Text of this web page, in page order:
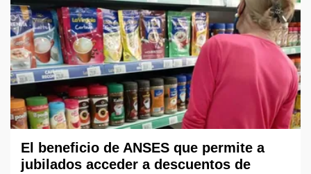
El beneficio de ANSES que permite a
jubilados acceder a descuentos de